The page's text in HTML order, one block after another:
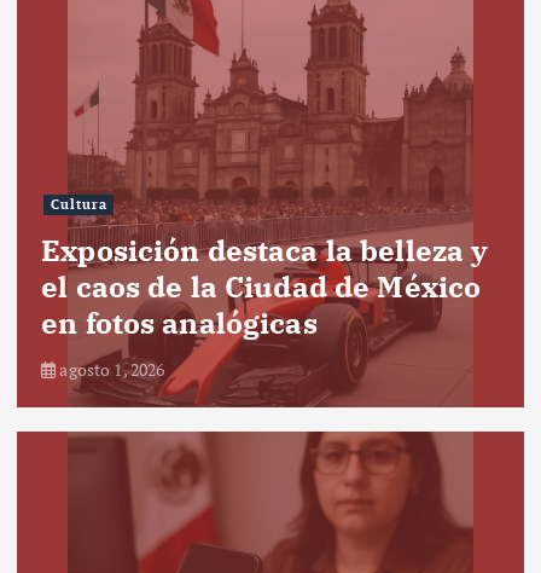
Cultura
Exposición destaca la belleza y
el caos de la Ciudad de México
en fotos analógicas
agosto 1, 2026